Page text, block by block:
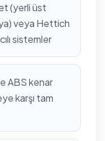
(yerli üst
veya Hettich
sistemler
ABS kenar
karşı tam